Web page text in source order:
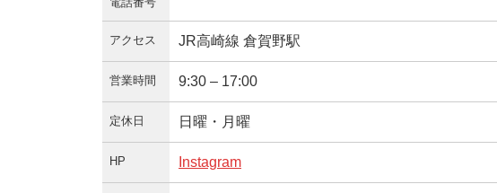
アクセス JR高崎線 倉賀野駅
営業時間 9:30 – 17:00
定休日 日曜・月曜
HP Instagram